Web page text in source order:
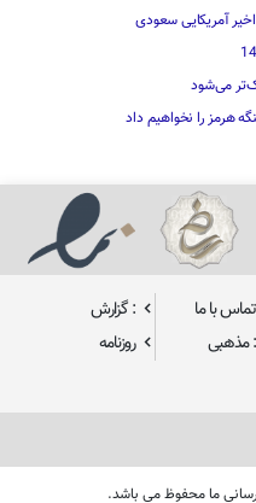
آمریکایی سعودی
می‌شود
هرمز را نخواهیم داد
تماس با ما
: گزارش
: مذهبی
روزنامه
ما محفوظ می باشد.